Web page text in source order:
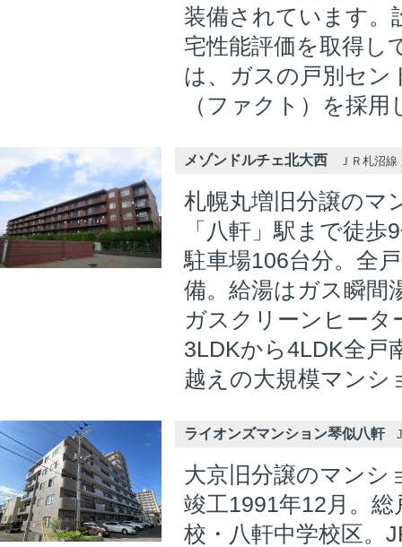
装備されています。
宅性能評価を取得し
は、ガスの戸別セン
（ファクト）を採
メゾンドルチェ北大西 ＪＲ札沼線
札幌丸増旧分譲のマ
「八軒」駅まで徒
駐車場106台分。全
備。給湯はガス瞬間
ガスクリーンヒータ
3LDKから4LDK全戸
越えの大規模マンシ
ライオンズマンション琴似八軒
大京旧分譲のマンシ
竣工1991年12月。
校・八軒中学校区。